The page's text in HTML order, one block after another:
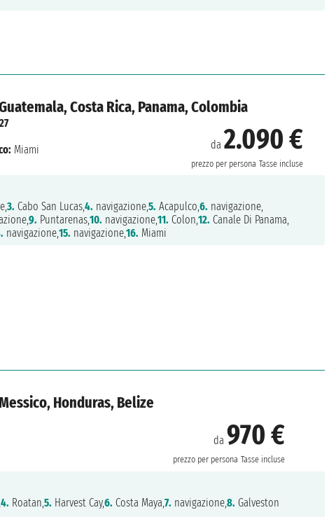
Costa Rica, Panama, Colombia
da 2.090 €
prezzo per persona Tasse incluse
Miami
3. Cabo San Lucas,4. navigazione,5. Acapulco,6. navigazione,
9. Puntarenas,10. navigazione,11. Colon,12. Canale Di Panama,
navigazione,15. navigazione,16. Miami
Honduras, Belize
da 970 €
prezzo per persona Tasse incluse
4. Roatan,5. Harvest Cay,6. Costa Maya,7. navigazione,8. Galveston